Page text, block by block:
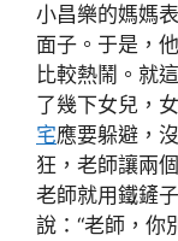
小昌樂的媽媽
面子。于是，
比較熱鬧。就
了幾下女兒，
宅應要躲避，
狂，老師讓兩
老師就用鐵鏟
說：“老師，你